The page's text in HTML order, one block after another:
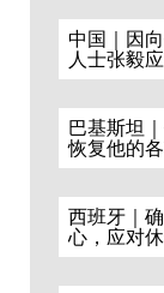
中国｜因
人士张毅
巴基斯坦
恢复他的
西班牙｜
心，应对